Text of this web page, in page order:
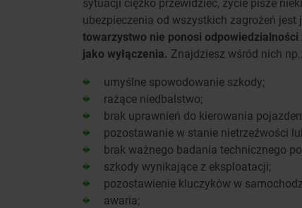
ubezpieczenia od wszystkich zagrożeń jest
towarzystwo nie ponosi odpowiedzialności
jako wyłączenia. Znajdziesz wśród nich np.:
umyślne spowodowanie szkody;
rażące niedbalstwo;
brak uprawnień do kierowania
pozostawanie w stanie nietrzeźwości
brak ważnego badania technicznego
szkody wynikające z eksploatacji;
pozostawienie kluczyków w
awaria;